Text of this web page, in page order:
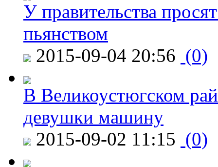
У правительства
пьянством
2015-09-04 20:56 (0)
В Великоустюгском
девушки машину
2015-09-02 11:15 (0)